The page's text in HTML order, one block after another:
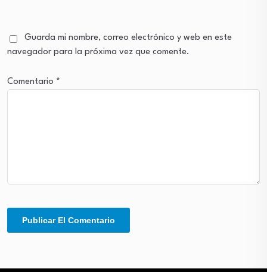
Guarda mi nombre, correo electrónico y web en este
navegador para la próxima vez que comente.
Comentario *